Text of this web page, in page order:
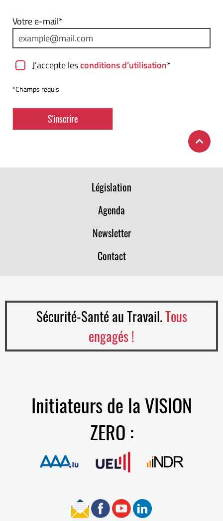
Votre e-mail*
J’accepte lesconditions d’utilisation*
*Champs requis
Législation
Agenda
Newsletter
Contact
Sécurité-Santé au Travail.Tous
engagés !
Initiateurs de la VISION
ZERO :